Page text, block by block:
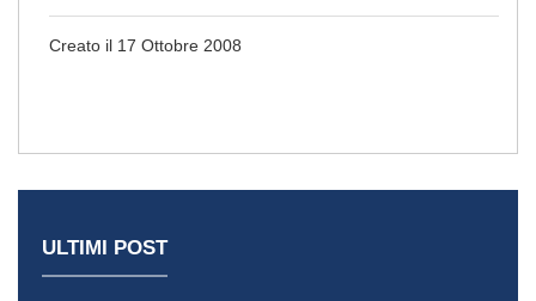
Creato il 17 Ottobre 2008
ULTIMI POST